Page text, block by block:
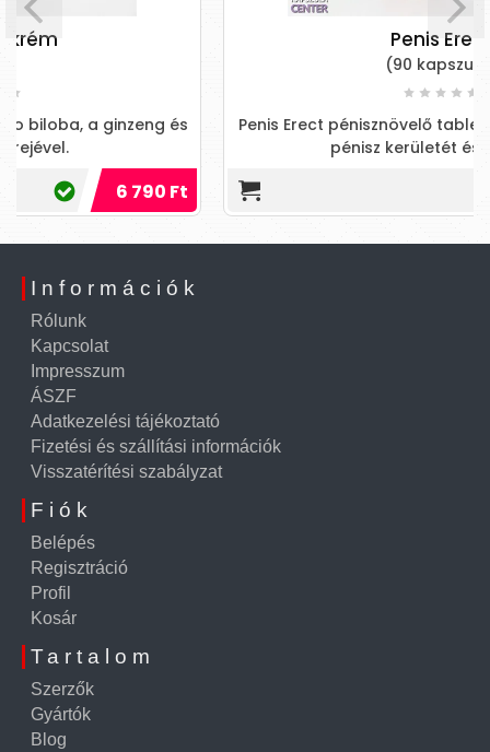
Penis Erect pénisznövelő tabletta, ami megnöveli a
pénisz kerületét és hosszát.
Információk
Rólunk
Kapcsolat
Impresszum
ÁSZF
Adatkezelési tájékoztató
Fizetési és szállítási információk
Visszatérítési szabályzat
Fiók
Belépés
Regisztráció
Profil
Kosár
Tartalom
Szerzők
Gyártók
Blog